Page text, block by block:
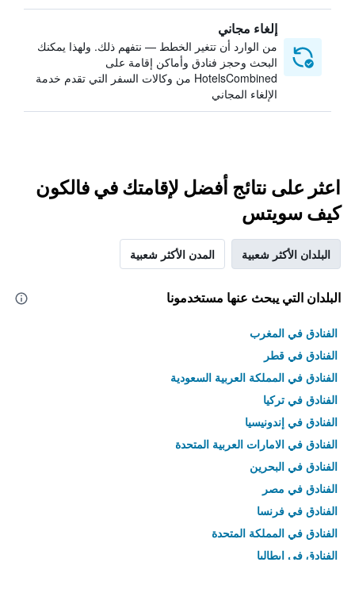
إلغاء مجاني
من الوارد أن تتغير الخطط — نتفهم ذلك. ولهذا يمكنك
البحث وحجز فنادق وأماكن إقامة على
HotelsCombined من وكالات السفر التي تقدم خدمة
الإلغاء المجاني
اعثر على نتائج أفضل لإقامتك في فالكون
كيف سويتس
البلدان الأكثر شعبية المدن الأكثر شعبية
البلدان التي يبحث عنها مستخدمونا
الفنادق في المغرب
الفنادق في قطر
الفنادق في المملكة العربية السعودية
الفنادق في تركيا
الفنادق في إندونيسيا
الفنادق في الامارات العربية المتحدة
الفنادق في البحرين
الفنادق في مصر
الفنادق في فرنسا
الفنادق في المملكة المتحدة
الفنادق في إيطاليا